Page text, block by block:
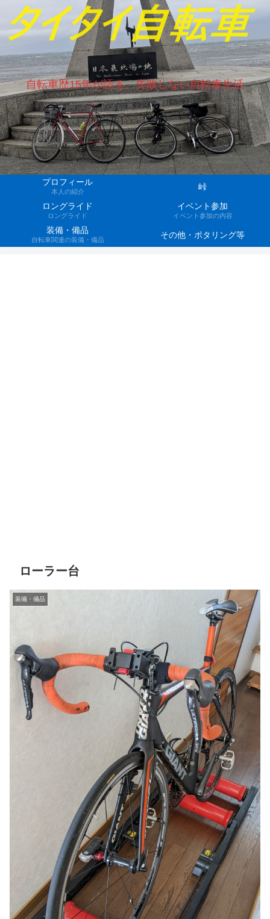
自転車歴15年が語る、失敗しない自転車生活
プロフィール
本人の紹介
峠
ロングライド
ロングライド
イベント参加
イベント参加の内容
装備・備品
自転車関連の装備・備品 その他・ポタリング等
ローラー台
装備・備品